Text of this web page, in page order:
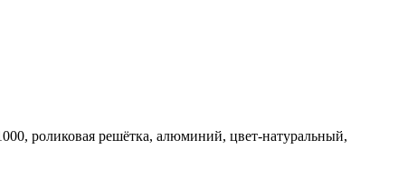
роликовая решётка, алюминий, цвет-натуральный,